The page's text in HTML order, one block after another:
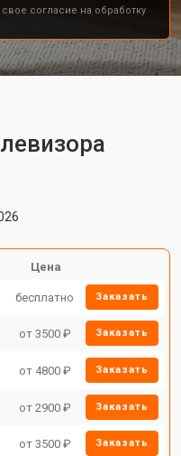
согласие на обработку
Цена
бесплатно Заказать
от 3500 ₽ Заказать
от 4800 ₽ Заказать
от 2900 ₽ Заказать
от 3500 ₽ Заказать